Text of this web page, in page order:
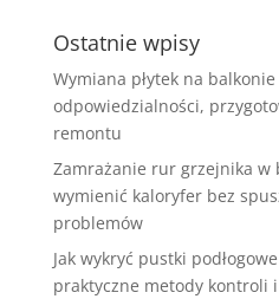
Ostatnie wpisy
Wymiana płytek na
odpowiedzialności,
remontu
Zamrażanie rur grzejnika w
wymienić kaloryfer bez
problemów
Jak wykryć pustki
praktyczne metody kontroli